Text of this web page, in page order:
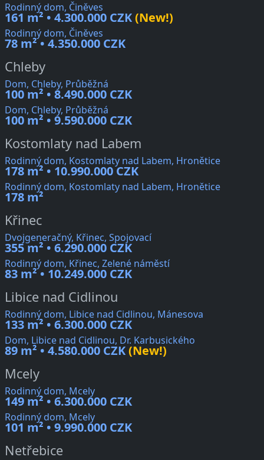
Rodinný dom, Činěves
161 m² • 4.300.000 CZK(New!)
Rodinný dom, Činěves
78 m² • 4.350.000 CZK
Chleby
Dom, Chleby, Průběžná
100 m² • 8.490.000 CZK
Dom, Chleby, Průběžná
100 m² • 9.590.000 CZK
Kostomlaty nad Labem
Rodinný dom, Kostomlaty nad Labem, Hronětice
178 m² • 10.990.000 CZK
Rodinný dom, Kostomlaty nad Labem, Hronětice
178 m²
Křinec
Dvojgeneračný, Křinec, Spojovací
355 m² • 6.290.000 CZK
Rodinný dom, Křinec, Zelené náměstí
83 m² • 10.249.000 CZK
Libice nad Cidlinou
Rodinný dom, Libice nad Cidlinou, Mánesova
133 m² • 6.300.000 CZK
Dom, Libice nad Cidlinou, Dr. Karbusického
89 m² • 4.580.000 CZK(New!)
Mcely
Rodinný dom, Mcely
149 m² • 6.300.000 CZK
Rodinný dom, Mcely
101 m² • 9.990.000 CZK
Netřebice